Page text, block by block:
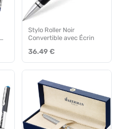
Stylo Roller Noir
Convertible avec Écrin
36.49 €